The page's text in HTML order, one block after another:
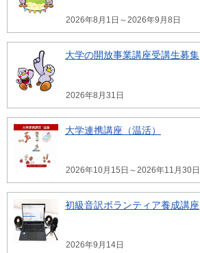
2026年8月1日～2026年9月8日
大学の開放事業講座受講生募集
2026年8月31日
大学連携講座（温活）
2026年10月15日～2026年11月30日
初級音訳ボランティア養成講座
2026年9月14日